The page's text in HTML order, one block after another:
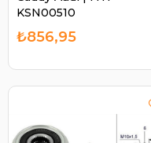
KSN00510
₺856,95